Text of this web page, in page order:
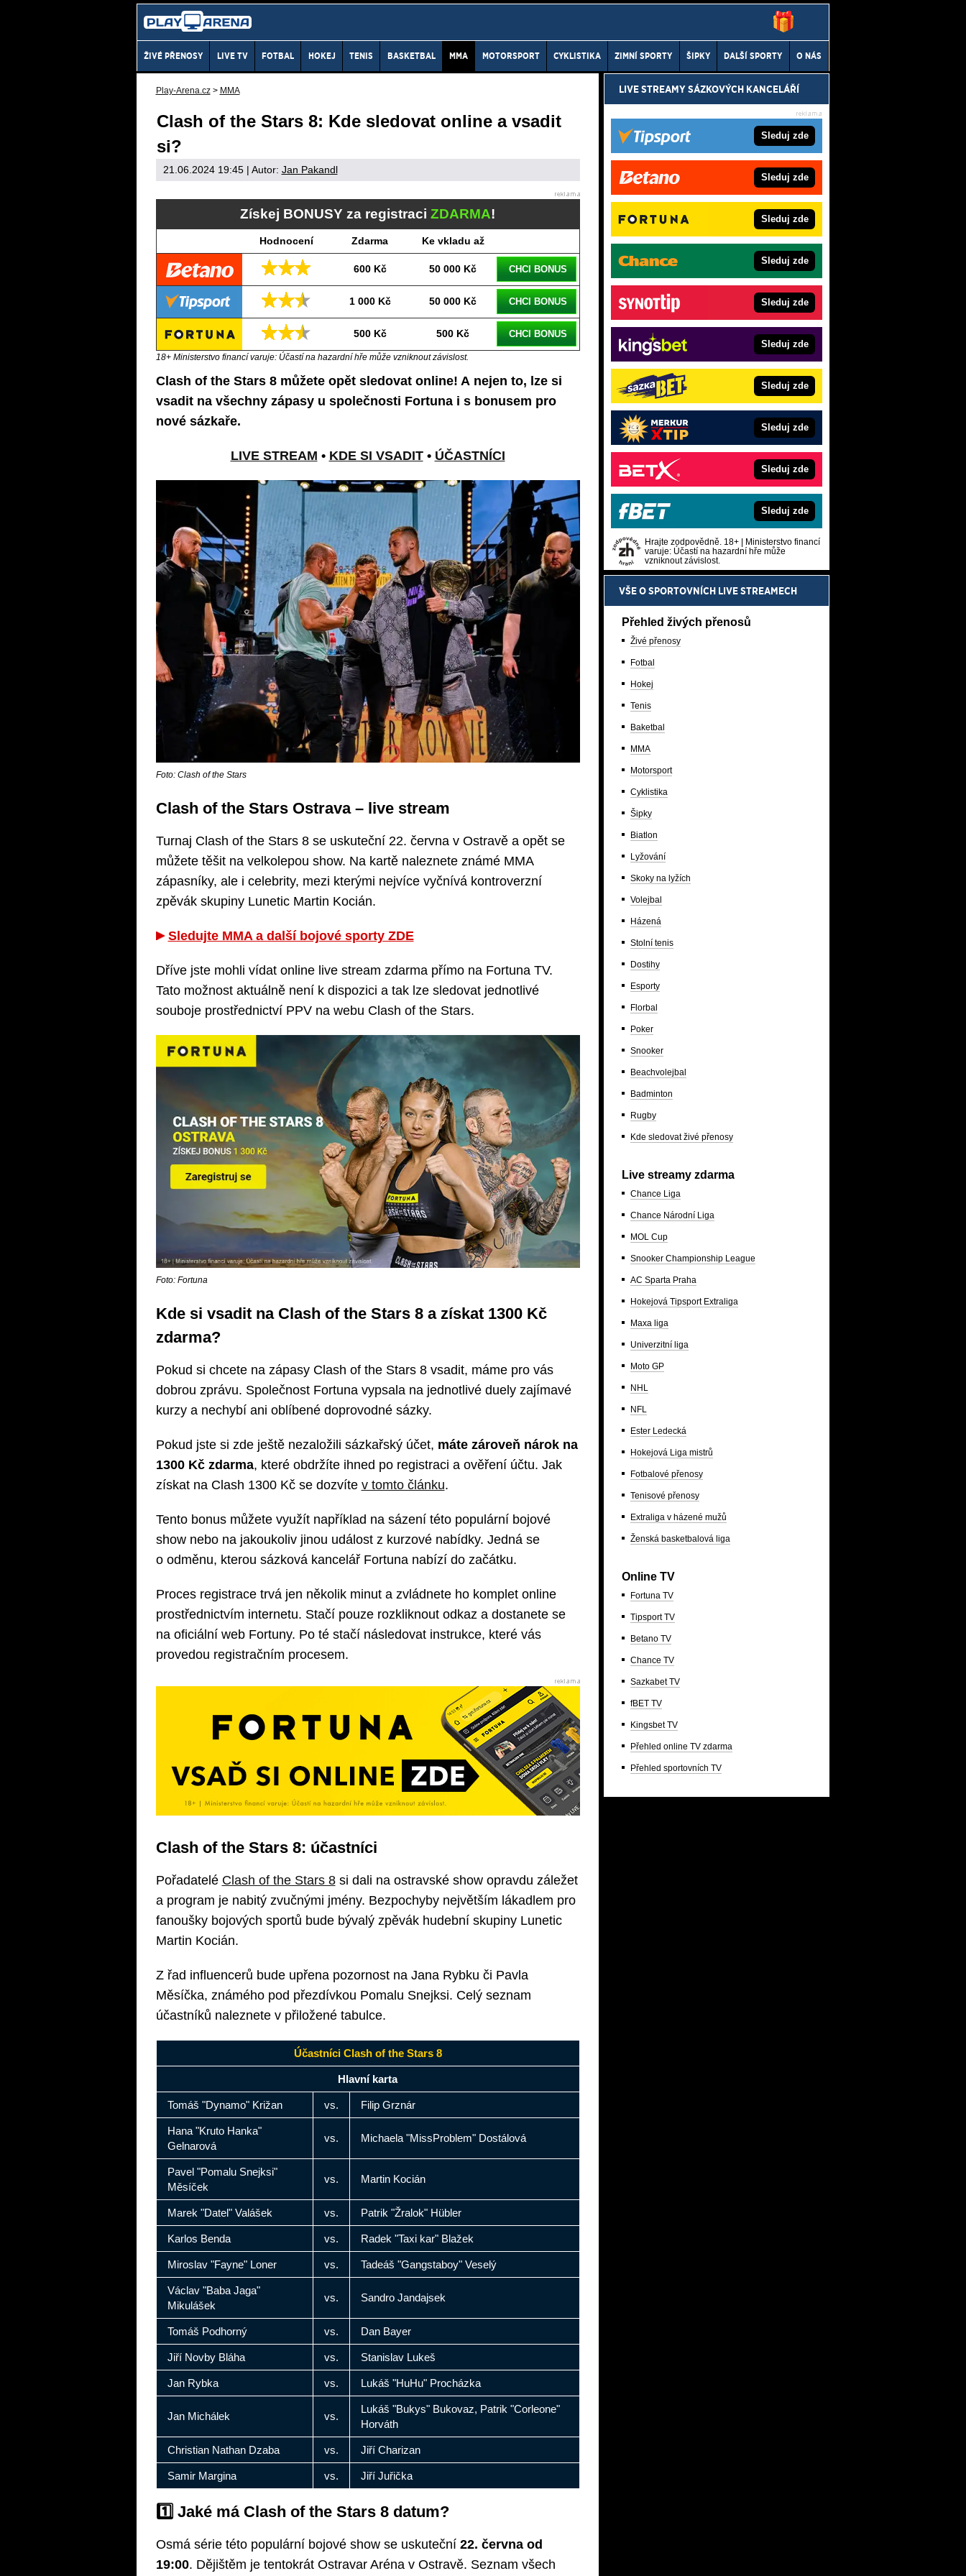
ŽIVÉ PŘENOSY LIVE TV FOTBAL HOKEJ TENIS BASKETBAL MMA MOTORSPORT CYKLISTIKA ZIMNÍ SPORTY ŠIPKY DALŠÍ SPORTY O NÁS
Play-Arena.cz > MMA
Clash of the Stars 8: Kde sledovat online a vsadit
si?
21.06.2024 19:45| Autor: Jan Pakandl
Získej BONUSY za registraci ZDARMA!
Hodnocení Zdarma Ke vkladu až
600 Kč 50 000 Kč CHCI BONUS
1 000 Kč 50 000 Kč CHCI BONUS
500 Kč 500 Kč CHCI BONUS
18+ Ministerstvo financí varuje: Účastí na hazardní hře může vzniknout závislost.
Clash of the Stars 8 můžete opět sledovat online! A nejen to, lze si
vsadit na všechny zápasy u společnosti Fortuna i s bonusem pro
nové sázkaře.
LIVE STREAM • KDE SI VSADIT• ÚČASTNÍCI
Foto: Clash of the Stars
Clash of the Stars Ostrava – live stream
Turnaj Clash of the Stars 8 se uskuteční 22. června v Ostravě a opět se
můžete těšit na velkolepou show. Na kartě naleznete známé MMA
zápasníky, ale i celebrity, mezi kterými nejvíce vyčnívá kontroverzní
zpěvák skupiny Lunetic Martin Kocián.
Sledujte MMA a další bojové sporty ZDE
Dříve jste mohli vídat online live stream zdarma přímo na Fortuna TV.
Tato možnost aktuálně není k dispozici a tak lze sledovat jednotlivé
souboje prostřednictví PPV na webu Clash of the Stars.
Foto: Fortuna
Kde si vsadit na Clash of the Stars 8 a získat 1300 Kč
zdarma?
Pokud si chcete na zápasy Clash of the Stars 8 vsadit, máme pro vás
dobrou zprávu. Společnost Fortuna vypsala na jednotlivé duely zajímavé
kurzy a nechybí ani oblíbené doprovodné sázky.
Pokud jste si zde ještě nezaložili sázkařský účet, máte zároveň nárok na
1300 Kč zdarma, které obdržíte ihned po registraci a ověření účtu. Jak
získat na Clash 1300 Kč se dozvíte v tomto článku.
Tento bonus můžete využít například na sázení této populární bojové
show nebo na jakoukoliv jinou událost z kurzové nabídky. Jedná se
o odměnu, kterou sázková kancelář Fortuna nabízí do začátku.
Proces registrace trvá jen několik minut a zvládnete ho komplet online
prostřednictvím internetu. Stačí pouze rozkliknout odkaz a dostanete se
na oficiální web Fortuny. Po té stačí následovat instrukce, které vás
provedou registračním procesem.
Clash of the Stars 8: účastníci
Pořadatelé Clash of the Stars 8si dali na ostravské show opravdu záležet
a program je nabitý zvučnými jmény. Bezpochyby největším lákadlem pro
fanoušky bojových sportů bude bývalý zpěvák hudební skupiny Lunetic
Martin Kocián.
Z řad influencerů bude upřena pozornost na Jana Rybku či Pavla
Měsíčka, známého pod přezdívkou Pomalu Snejksi. Celý seznam
účastníků naleznete v přiložené tabulce.
Účastníci Clash of the Stars 8
Hlavní karta
Tomáš "Dynamo" Križan vs. Filip Grznár
Hana "Kruto Hanka"
Gelnarová
vs. Michaela "MissProblem" Dostálová
Pavel "Pomalu Snejksi"
Měsíček
vs. Martin Kocián
Marek "Datel" Valášek vs. Patrik "Žralok" Hübler
Karlos Benda vs. Radek "Taxi kar" Blažek
Miroslav "Fayne" Loner vs. Tadeáš "Gangstaboy" Veselý
Václav "Baba Jaga"
Mikulášek
vs. Sandro Jandajsek
Tomáš Podhorný vs. Dan Bayer
Jiří Novby Bláha vs. Stanislav Lukeš
Jan Rybka vs. Lukáš "HuHu" Procházka
Jan Michálek vs.
Lukáš "Bukys" Bukovaz, Patrik "Corleone"
Horváth
Christian Nathan Dzaba vs. Jiří Charizan
Samir Margina vs. Jiří Juřička
1️⃣ Jaké má Clash of the Stars 8 datum?
Osmá série této populární bojové show se uskuteční 22. června od
19:00. Dějištěm je tentokrát Ostravar Aréna v Ostravě. Seznam všech
LIVE STREAMY SÁZKOVÝCH KANCELÁŘÍ
Sleduj zde
Sleduj zde
Sleduj zde
Sleduj zde
Sleduj zde
Sleduj zde
Sleduj zde
Sleduj zde
Sleduj zde
Sleduj zde
Hrajte zodpovědně. 18+ | Ministerstvo financí
varuje: Účastí na hazardní hře může
vzniknout závislost.
VŠE O SPORTOVNÍCH LIVE STREAMECH
Přehled živých přenosů
Živé přenosy
Fotbal
Hokej
Tenis
Baketbal
MMA
Motorsport
Cyklistika
Šipky
Biatlon
Lyžování
Skoky na lyžích
Volejbal
Házená
Stolní tenis
Dostihy
Esporty
Florbal
Poker
Snooker
Beachvolejbal
Badminton
Rugby
Kde sledovat živé přenosy
Live streamy zdarma
Chance Liga
Chance Národní Liga
MOL Cup
Snooker Championship League
AC Sparta Praha
Hokejová Tipsport Extraliga
Maxa liga
Univerzitní liga
Moto GP
NHL
NFL
Ester Ledecká
Hokejová Liga mistrů
Fotbalové přenosy
Tenisové přenosy
Extraliga v házené mužů
Ženská basketbalová liga
Online TV
Fortuna TV
Tipsport TV
Betano TV
Chance TV
Sazkabet TV
fBET TV
Kingsbet TV
Přehled online TV zdarma
Přehled sportovních TV